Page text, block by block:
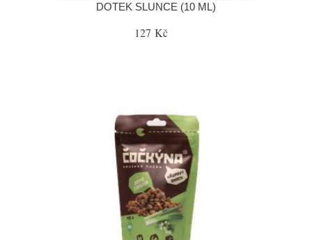
DOTEK SLUNCE (10 ML)
127 Kč